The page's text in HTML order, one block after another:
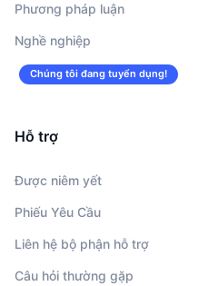
Phương pháp luận
Nghề nghiệp
Chúng tôi đang tuyển dụng!
Hỗ trợ
Được niêm yết
Phiếu Yêu Cầu
Liên hệ bộ phận hỗ trợ
Câu hỏi thường gặp